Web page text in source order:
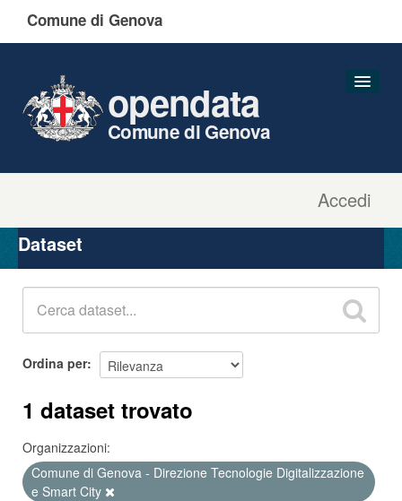
Comune di Genova
Accedi
opendata
Comune di Genova
Organizzazioni
Gruppi
Dataset
Ordina per
1 dataset trovato
Organizzazioni:
Comune di Genova - Direzione Tecnologie Digitalizzazione
e Smart City